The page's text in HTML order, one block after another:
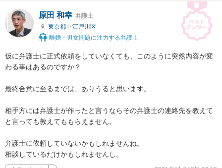
原田 和幸 弁護士
東京都 > 江戸川区
離婚・男女問題に注力する弁護士
仮に弁護士に正式依頼をしていなくても、このように突然内容が変
わる事はあるのですか？
最終合意に至るまでは、ありうると思います。
相手方には弁護士が作ったと言うならその弁護士の連絡先を教えて
と言っても教えてももらえません。
弁護士に依頼していないかもしれませんね。
相談しているだけかもしれませんし。